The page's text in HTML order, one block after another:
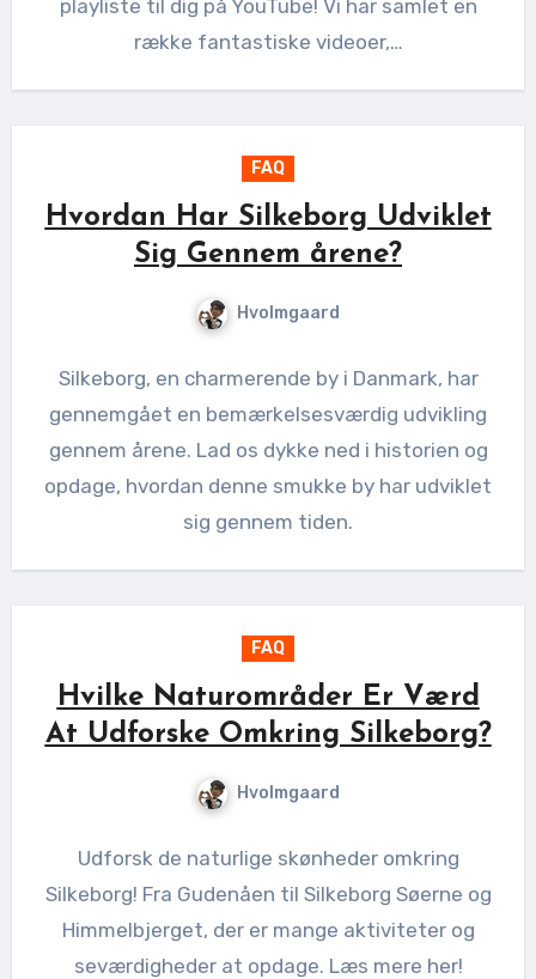
playliste til dig på YouTube! Vi har samlet en
række fantastiske videoer,…
FAQ
Hvordan Har Silkeborg Udviklet
Sig Gennem årene?
Hvolmgaard
Silkeborg, en charmerende by i Danmark, har
gennemgået en bemærkelsesværdig udvikling
gennem årene. Lad os dykke ned i historien og
opdage, hvordan denne smukke by har udviklet
sig gennem tiden.
FAQ
Hvilke Naturområder Er Værd
At Udforske Omkring Silkeborg?
Hvolmgaard
Udforsk de naturlige skønheder omkring
Silkeborg! Fra Gudenåen til Silkeborg Søerne og
Himmelbjerget, der er mange aktiviteter og
seværdigheder at opdage. Læs mere her!